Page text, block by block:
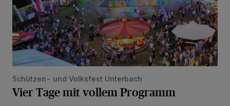
Schützen- und Volksfest Unterbach
Vier Tage mit vollem Programm